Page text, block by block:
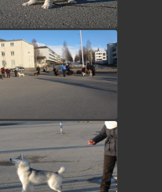
view picture
view picture